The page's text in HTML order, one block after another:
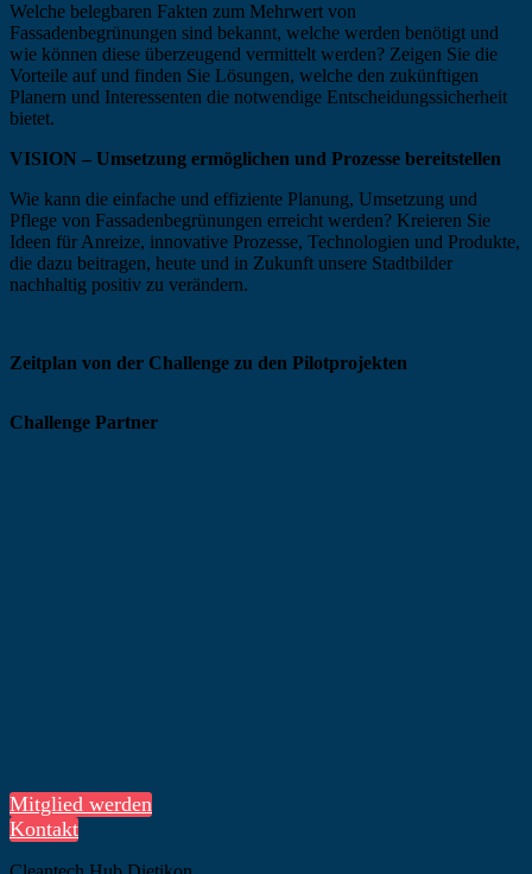
Welche belegbaren Fakten zum Mehrwert von
Fassadenbegrünungen sind bekannt, welche werden benötigt und
wie können diese überzeugend vermittelt werden? Zeigen Sie die
Vorteile auf und finden Sie Lösungen, welche den zukünftigen
Planern und Interessenten die notwendige Entscheidungssicherheit
bietet.
VISION – Umsetzung ermöglichen und Prozesse bereitstellen
Wie kann die einfache und effiziente Planung, Umsetzung und
Pflege von Fassadenbegrünungen erreicht werden? Kreieren Sie
Ideen für Anreize, innovative Prozesse, Technologien und Produkte,
die dazu beitragen, heute und in Zukunft unsere Stadtbilder
nachhaltig positiv zu verändern.
Zeitplan von der Challenge zu den Pilotprojekten
Challenge Partner
Mitglied werden
Kontakt